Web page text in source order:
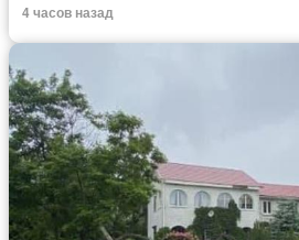
4 часов назад